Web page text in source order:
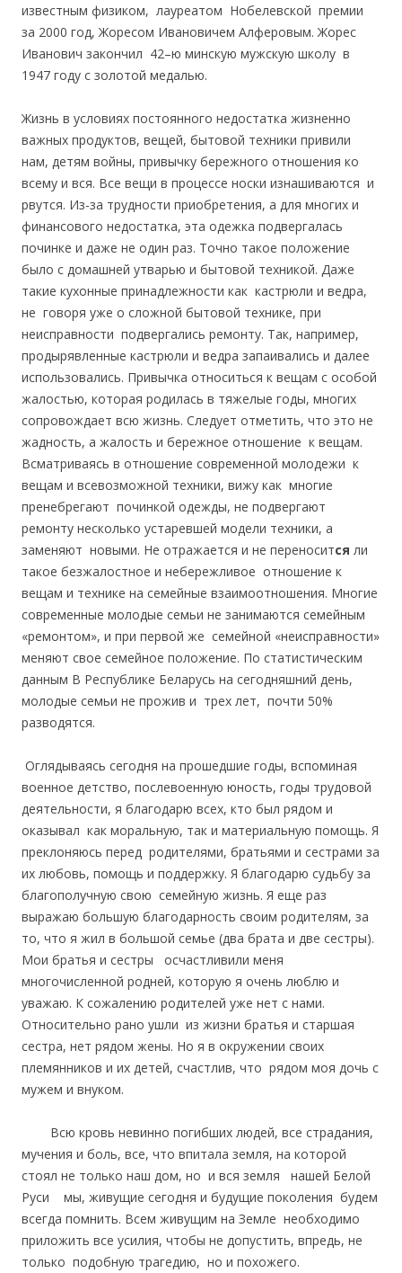
известным физиком, лауреатом Нобелевской премии
за 2000 год, Жоресом Ивановичем Алферовым. Жорес
Иванович закончил 42–ю минскую мужскую школу в
1947 году с золотой медалью.
Жизнь в условиях постоянного недостатка жизненно
важных продуктов, вещей, бытовой техники привили
нам, детям войны, привычку бережного отношения ко
всему и вся. Все вещи в процессе носки изнашиваются и
рвутся. Из-за трудности приобретения, а для многих и
финансового недостатка, эта одежка подвергалась
починке и даже не один раз. Точно такое положение
было с домашней утварью и бытовой техникой. Даже
такие кухонные принадлежности как кастрюли и ведра,
не говоря уже о сложной бытовой технике, при
неисправности подвергались ремонту. Так, например,
продырявленные кастрюли и ведра запаивались и далее
использовались. Привычка относиться к вещам с особой
жалостью, которая родилась в тяжелые годы, многих
сопровождает всю жизнь. Следует отметить, что это не
жадность, а жалость и бережное отношение к вещам.
Всматриваясь в отношение современной молодежи к
вещам и всевозможной техники, вижу как многие
пренебрегают починкой одежды, не подвергают
ремонту несколько устаревшей модели техники, а
заменяют новыми. Не отражается и не переносится ли
такое безжалостное и небережливое отношение к
вещам и технике на семейные взаимоотношения. Многие
современные молодые семьи не занимаются семейным
«ремонтом», и при первой же семейной «неисправности»
меняют свое семейное положение. По статистическим
данным В Республике Беларусь на сегодняшний день,
молодые семьи не прожив и трех лет, почти 50%
разводятся.
Оглядываясь сегодня на прошедшие годы, вспоминая
военное детство, послевоенную юность, годы трудовой
деятельности, я благодарю всех, кто был рядом и
оказывал как моральную, так и материальную помощь. Я
преклоняюсь перед родителями, братьями и сестрами за
их любовь, помощь и поддержку. Я благодарю судьбу за
благополучную свою семейную жизнь. Я еще раз
выражаю большую благодарность своим родителям, за
то, что я жил в большой семье (два брата и две сестры).
Мои братья и сестры осчастливили меня
многочисленной родней, которую я очень люблю и
уважаю. К сожалению родителей уже нет с нами.
Относительно рано ушли из жизни братья и старшая
сестра, нет рядом жены. Но я в окружении своих
племянников и их детей, счастлив, что рядом моя дочь с
мужем и внуком.
Всю кровь невинно погибших людей, все страдания,
мучения и боль, все, что впитала земля, на которой
стоял не только наш дом, но и вся земля нашей Белой
Руси мы, живущие сегодня и будущие поколения будем
всегда помнить. Всем живущим на Земле необходимо
приложить все усилия, чтобы не допустить, впредь, не
только подобную трагедию, но и похожего.